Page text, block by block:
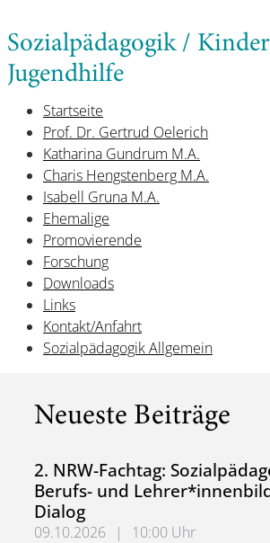
Sozialpädagogik /
Jugendhilfe
Startseite
Prof. Dr. Gertrud Oelerich
Katharina Gundrum M.A.
Charis Hengstenberg M.A.
Isabell Gruna M.A.
Ehemalige
Promovierende
Forschung
Downloads
Links
Kontakt/Anfahrt
Sozialpädagogik Allgemein
Neueste Beiträge
2. NRW-Fachtag:
Berufs- und
Dialog
09.10.2026 |
10:00 Uhr